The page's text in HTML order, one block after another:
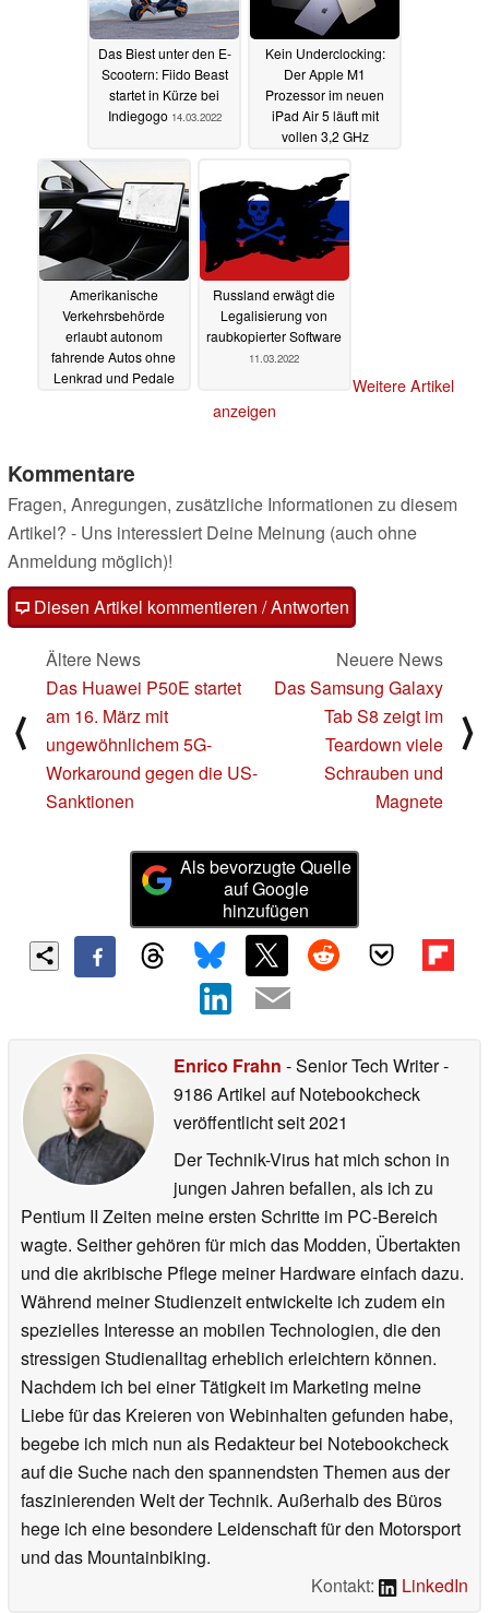
Das Biest unter den E-
Scootern: Fiido Beast
startet in Kürze bei
Indiegogo 14.03.2022
Kein Underclocking:
Der Apple M1
Prozessor im neuen
iPad Air 5 läuft mit
vollen 3,2 GHz
Amerikanische
Verkehrsbehörde
erlaubt autonom
fahrende Autos ohne
Lenkrad und Pedale
Russland erwägt die
Legalisierung von
raubkopierter Software
11.03.2022
Weitere Artikel
anzeigen
Kommentare
Fragen, Anregungen, zusätzliche Informationen zu diesem
Artikel? - Uns interessiert Deine Meinung (auch ohne
Anmeldung möglich)!
Diesen Artikel kommentieren / Antworten
⟨
Ältere News
Das Huawei P50E startet
am 16. März mit
ungewöhnlichem 5G-
Workaround gegen die US-
Sanktionen
Neuere News
Das Samsung Galaxy
Tab S8 zeigt im
Teardown viele
Schrauben und
Magnete
⟩
Als bevorzugte Quelle
auf Google
hinzufügen
Enrico Frahn - Senior Tech Writer-
9186 Artikel auf Notebookcheck
veröffentlichtseit 2021
Der Technik-Virus hat mich schon in
jungen Jahren befallen, als ich zu
Pentium II Zeiten meine ersten Schritte im PC-Bereich
wagte. Seither gehören für mich das Modden, Übertakten
und die akribische Pflege meiner Hardware einfach dazu.
Während meiner Studienzeit entwickelte ich zudem ein
spezielles Interesse an mobilen Technologien, die den
stressigen Studienalltag erheblich erleichtern können.
Nachdem ich bei einer Tätigkeit im Marketing meine
Liebe für das Kreieren von Webinhalten gefunden habe,
begebe ich mich nun als Redakteur bei Notebookcheck
auf die Suche nach den spannendsten Themen aus der
faszinierenden Welt der Technik. Außerhalb des Büros
hege ich eine besondere Leidenschaft für den Motorsport
und das Mountainbiking.
Kontakt:
LinkedIn